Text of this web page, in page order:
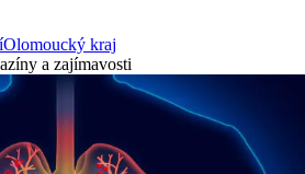
Olomoucký kraj
a zajímavosti